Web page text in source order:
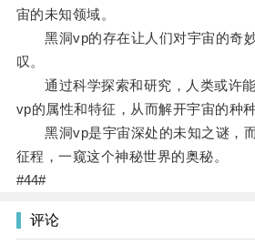
宙的未知领域。
黑洞vp的存在让人们对宇宙的奇
叹。
通过科学探索和研究，人类或许能
vp的属性和特征，从而解开宇宙的种种
黑洞vp是宇宙深处的未知之谜，而
征程，一窥这个神秘世界的奥秘。
#44#
评论